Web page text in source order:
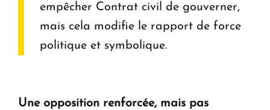
empêcher Contrat civil de gouverner,
mais cela modifie le rapport de force
politique et symbolique.
Une opposition renforcée, mais pas